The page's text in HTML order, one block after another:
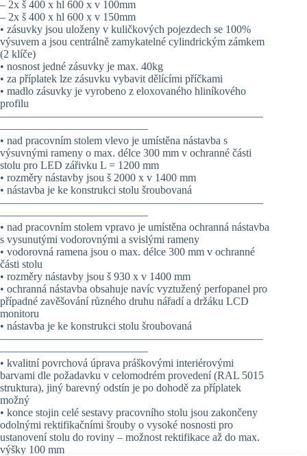
– 2x š 400 x hl 600 x v 100mm
– 2x š 400 x hl 600 x v 150mm
• zásuvky jsou uloženy v kuličkových pojezdech se 100%
výsuvem a jsou centrálně zamykatelné cylindrickým zámkem
(2 klíče)
• nosnost jedné zásuvky je max. 40kg
• za příplatek lze zásuvku vybavit dělícími příčkami
• madlo zásuvky je vyrobeno z eloxovaného hliníkového
profilu
————————————————————————
—————————————–
• nad pracovním stolem vlevo je umístěna nástavba s
výsuvnými rameny o max. délce 300 mm v ochranné části
stolu pro LED zářivku L = 1200 mm
• rozměry nástavby jsou š 2000 x v 1400 mm
• nástavba je ke konstrukci stolu šroubovaná
————————————————————————
—————————————–
• nad pracovním stolem vpravo je umístěna ochranná nástavba
s vysunutými vodorovnými a svislými rameny
• vodorovná ramena jsou o max. délce 300 mm v ochranné
části stolu
• rozměry nástavby jsou š 930 x v 1400 mm
• ochranná nástavba obsahuje navíc vyztužený perfopanel pro
případné zavěšování různého druhu nářadí a držáku LCD
monitoru
• nástavba je ke konstrukci stolu šroubovaná
————————————————————————
—————————————–
• kvalitní povrchová úprava práškovými interiérovými
barvami dle požadavku v celomodrém provedení (RAL 5015
struktura), jiný barevný odstín je po dohodě za příplatek
možný
• konce stojin celé sestavy pracovního stolu jsou zakončeny
odolnými rektifikačními šrouby o vysoké nosnosti pro
ustanovení stolu do roviny – možnost rektifikace až do max.
výšky 100 mm